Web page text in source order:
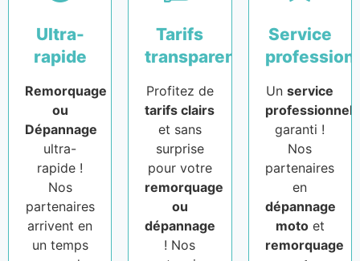
Ultra-
rapide
Remorquage
ou
Dépannage
ultra-
rapide !
Nos
partenaires
arrivent en
un temps
Tarifs
transparents
Profitez de
tarifs clairs
et sans
surprise
pour votre
remorquage
ou
dépannage
! Nos
Service
Unservice
professionnel
garanti !
Nos
partenaires
en
dépannage
motoet
remorquage